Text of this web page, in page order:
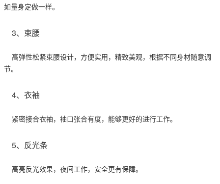
如量身定做一样。
3、束腰
高弹性松紧束腰设计，方便实用，精致美观，根据不同身材随意调
节。
4、衣袖
紧密接合衣袖，袖口张合有度，能够更好的进行工作。
5、反光条
高亮反光效果，夜间工作，安全更有保障。